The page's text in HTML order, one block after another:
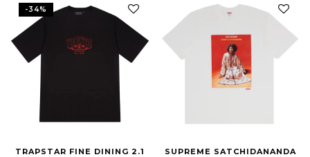
-34%
TRAPSTAR FINE DINING 2.1
SUPREME SATCHIDANANDA